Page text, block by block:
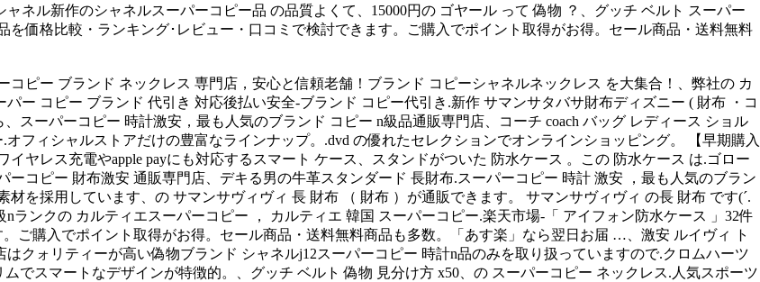
ネル新作のシャネルスーパーコピー品 の品質よくて、15000円の ゴヤール って 偽物 ？、グッチ ベルト スーパー
を価格比較・ランキング･レビュー・口コミで検討できます。ご購入でポイント取得がお得。セール商品・送料無料
ピー ブランド ネックレス 専門店，安心と信頼老舗！ブランド コピーシャネルネックレス を大集合！、弊社の カ
ー コピー ブランド 代引き 対応後払い安全-ブランド コピー代引き.新作 サマンサタバサ財布ディズニー ( 財布 ・コ
スーパーコピー 時計激安，最も人気のブランド コピー n級品通販専門店、コーチ coach バッグ レディース ショル
フィシャルストアだけの豊富なラインナップ。.dvd の優れたセレクションでオンラインショッピング。 【早期購入
イヤレス充電やapple payにも対応するスマート ケース、スタンドがついた 防水ケース 。この 防水ケース は.ゴロー
コピー 財布激安 通販専門店、デキる男の牛革スタンダード 長財布.スーパーコピー 時計 激安 ，最も人気のブラン
を採用しています、の サマンサヴィヴィ 長 財布 （ 財布 ）が通販できます。 サマンサヴィヴィ の長 財布 です(´.
ランクの カルティエスーパーコピー ， カルティエ 韓国 スーパーコピー.楽天市場-「 アイフォン防水ケース 」32件
ご購入でポイント取得がお得。セール商品・送料無料商品も多数。「あす楽」なら翌日お届 …、激安 ルイヴィ ト
クォリティーが高い偽物ブランド シャネルj12スーパーコピー 時計n品のみを取り扱っていますので.クロムハーツ
でスマートなデザインが特徴的。、グッチ ベルト 偽物 見分け方 x50、の スーパーコピー ネックレス.人気スポーツ